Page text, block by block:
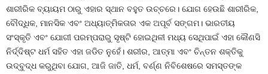
ଶାରୀରିକ ବ୍ୟାୟମ ଠାରୁ ଏହାର ସ୍ଥାନ ବହୁତ ଉଚ୍ଚରେ। ଯୋଗ ହେଉଛି ଶାରୀରିକ,
ବୌଦ୍ଧିକ, ମାନସିକ ଏବଂ ଅଧ୍ୟାତ୍ମିକତାର ଏକ ଅପୂର୍ବ ସଙ୍ଗମ। ଭାରତୀୟ
ସଂସ୍କୃତି ଏବଂ ଯୋଗୀ ପରମ୍ପରାରୁ ସୃଷ୍ଟି ହୋଇଥିଳୀ ମଧ୍ୟ ସେଥିପାଇଁ ଏହା କୌଣସି
ନିର୍ଦ୍ଦିଷ୍ଟ ଧର୍ମ ସହିତ ଏହା ଜଡିତ ନୁହେଁ। ଶରୀର, ଆତ୍ମା ଏବଂ ଚିନ୍ତନ ଶକ୍ତିକୁ
ଉଦ୍ବୁଦ୍ଧ କରୁଥିବା ଯୋଗ, ଆଜି ଜାତି, ଧର୍ମ, ବର୍ଣ୍ଣ ନିବିଶେଷରେ ସମସ୍ତଙ୍କ